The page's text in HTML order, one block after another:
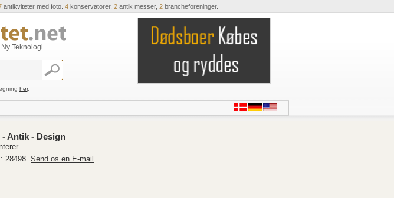
antikviteter med foto. 4 konservatorer, 2 antik messer, 2 brancheforeninger.
Teknologi
her.
Antik - Design
28498 Send os en E-mail